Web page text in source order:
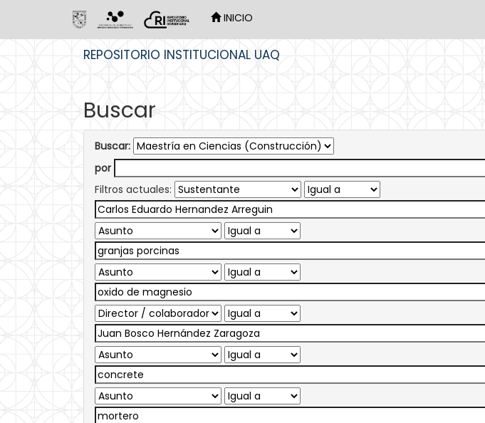
INICIO
REPOSITORIO INSTITUCIONAL UAQ
Buscar
Buscar:
por
Filtros actuales: